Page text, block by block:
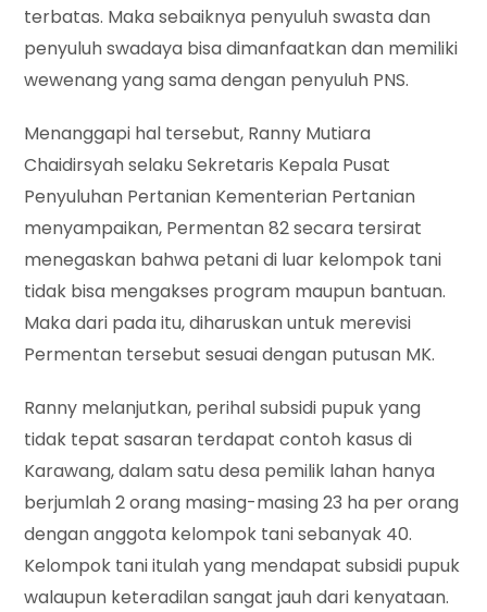
terbatas. Maka sebaiknya penyuluh swasta dan
penyuluh swadaya bisa dimanfaatkan dan memiliki
wewenang yang sama dengan penyuluh PNS.
Menanggapi hal tersebut, Ranny Mutiara
Chaidirsyah selaku Sekretaris Kepala Pusat
Penyuluhan Pertanian Kementerian Pertanian
menyampaikan, Permentan 82 secara tersirat
menegaskan bahwa petani di luar kelompok tani
tidak bisa mengakses program maupun bantuan.
Maka dari pada itu, diharuskan untuk merevisi
Permentan tersebut sesuai dengan putusan MK.
Ranny melanjutkan, perihal subsidi pupuk yang
tidak tepat sasaran terdapat contoh kasus di
Karawang, dalam satu desa pemilik lahan hanya
berjumlah 2 orang masing-masing 23 ha per orang
dengan anggota kelompok tani sebanyak 40.
Kelompok tani itulah yang mendapat subsidi pupuk
walaupun keteradilan sangat jauh dari kenyataan.